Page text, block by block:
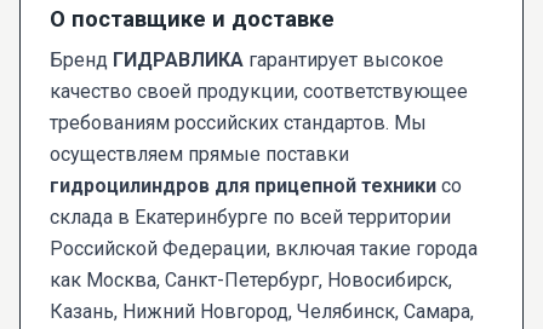
О поставщике и доставке
Бренд ГИДРАВЛИКА гарантирует высокое
качество своей продукции, соответствующее
требованиям российских стандартов. Мы
осуществляем прямые поставки
гидроцилиндров для прицепной техники со
склада в Екатеринбурге по всей территории
Российской Федерации, включая такие города
как Москва, Санкт-Петербург, Новосибирск,
Казань, Нижний Новгород, Челябинск, Самара,